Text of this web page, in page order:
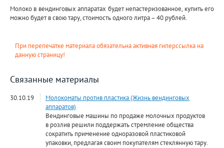
Молоко в вендинговых аппаратах будет непастеризованное, купить его
можно будет в свою тару, стоимость одного литра – 40 рублей.
При перепечатке материала обязательна активная гиперссылка на
данную страницу!
Связанные материалы
30.10.19
Молокоматы против пластика (Жизнь вендинговых
аппаратов)
Вендинговые машины по продаже молочных продуктов
в розлив решили поддержать стремление общества
сократить применение одноразовой пластиковой
упаковки, предлагая своим покупателям стеклянную тару.